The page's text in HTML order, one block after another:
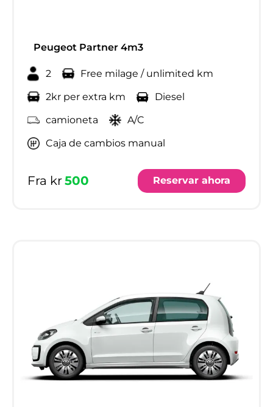
Peugeot Partner 4m3
2
Free milage / unlimited km
2kr per extra km
Diesel
camioneta
A/C
Caja de cambios manual
Fra kr500 Reservar ahora